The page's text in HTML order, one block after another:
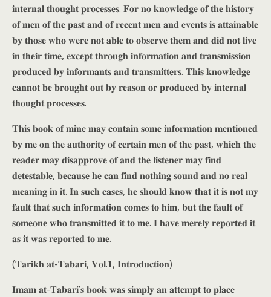
𝐢𝐧𝐭𝐞𝐫𝐧𝐚𝐥 𝐭𝐡𝐨𝐮𝐠𝐡𝐭 𝐩𝐫𝐨𝐜𝐞𝐬𝐬𝐞𝐬. 𝐅𝐨𝐫 𝐧𝐨 𝐤𝐧𝐨𝐰𝐥𝐞𝐝𝐠𝐞 𝐨𝐟 𝐭𝐡𝐞 𝐡𝐢𝐬𝐭𝐨𝐫𝐲
𝐨𝐟 𝐦𝐞𝐧 𝐨𝐟 𝐭𝐡𝐞 𝐩𝐚𝐬𝐭 𝐚𝐧𝐝 𝐨𝐟 𝐫𝐞𝐜𝐞𝐧𝐭 𝐦𝐞𝐧 𝐚𝐧𝐝 𝐞𝐯𝐞𝐧𝐭𝐬 𝐢𝐬 𝐚𝐭𝐭𝐚𝐢𝐧𝐚𝐛𝐥𝐞
𝐛𝐲 𝐭𝐡𝐨𝐬𝐞 𝐰𝐡𝐨 𝐰𝐞𝐫𝐞 𝐧𝐨𝐭 𝐚𝐛𝐥𝐞 𝐭𝐨 𝐨𝐛𝐬𝐞𝐫𝐯𝐞 𝐭𝐡𝐞𝐦 𝐚𝐧𝐝 𝐝𝐢𝐝 𝐧𝐨𝐭 𝐥𝐢𝐯𝐞
𝐢𝐧 𝐭𝐡𝐞𝐢𝐫 𝐭𝐢𝐦𝐞, 𝐞𝐱𝐜𝐞𝐩𝐭 𝐭𝐡𝐫𝐨𝐮𝐠𝐡 𝐢𝐧𝐟𝐨𝐫𝐦𝐚𝐭𝐢𝐨𝐧 𝐚𝐧𝐝 𝐭𝐫𝐚𝐧𝐬𝐦𝐢𝐬𝐬𝐢𝐨𝐧
𝐩𝐫𝐨𝐝𝐮𝐜𝐞𝐝 𝐛𝐲 𝐢𝐧𝐟𝐨𝐫𝐦𝐚𝐧𝐭𝐬 𝐚𝐧𝐝 𝐭𝐫𝐚𝐧𝐬𝐦𝐢𝐭𝐭𝐞𝐫𝐬. 𝐓𝐡𝐢𝐬 𝐤𝐧𝐨𝐰𝐥𝐞𝐝𝐠𝐞
𝐜𝐚𝐧𝐧𝐨𝐭 𝐛𝐞 𝐛𝐫𝐨𝐮𝐠𝐡𝐭 𝐨𝐮𝐭 𝐛𝐲 𝐫𝐞𝐚𝐬𝐨𝐧 𝐨𝐫 𝐩𝐫𝐨𝐝𝐮𝐜𝐞𝐝 𝐛𝐲 𝐢𝐧𝐭𝐞𝐫𝐧𝐚𝐥
𝐭𝐡𝐨𝐮𝐠𝐡𝐭 𝐩𝐫𝐨𝐜𝐞𝐬𝐬𝐞𝐬.
𝐓𝐡𝐢𝐬 𝐛𝐨𝐨𝐤 𝐨𝐟 𝐦𝐢𝐧𝐞 𝐦𝐚𝐲 𝐜𝐨𝐧𝐭𝐚𝐢𝐧 𝐬𝐨𝐦𝐞 𝐢𝐧𝐟𝐨𝐫𝐦𝐚𝐭𝐢𝐨𝐧 𝐦𝐞𝐧𝐭𝐢𝐨𝐧𝐞𝐝
𝐛𝐲 𝐦𝐞 𝐨𝐧 𝐭𝐡𝐞 𝐚𝐮𝐭𝐡𝐨𝐫𝐢𝐭𝐲 𝐨𝐟 𝐜𝐞𝐫𝐭𝐚𝐢𝐧 𝐦𝐞𝐧 𝐨𝐟 𝐭𝐡𝐞 𝐩𝐚𝐬𝐭, 𝐰𝐡𝐢𝐜𝐡 𝐭𝐡𝐞
𝐫𝐞𝐚𝐝𝐞𝐫 𝐦𝐚𝐲 𝐝𝐢𝐬𝐚𝐩𝐩𝐫𝐨𝐯𝐞 𝐨𝐟 𝐚𝐧𝐝 𝐭𝐡𝐞 𝐥𝐢𝐬𝐭𝐞𝐧𝐞𝐫 𝐦𝐚𝐲 𝐟𝐢𝐧𝐝
𝐝𝐞𝐭𝐞𝐬𝐭𝐚𝐛𝐥𝐞, 𝐛𝐞𝐜𝐚𝐮𝐬𝐞 𝐡𝐞 𝐜𝐚𝐧 𝐟𝐢𝐧𝐝 𝐧𝐨𝐭𝐡𝐢𝐧𝐠 𝐬𝐨𝐮𝐧𝐝 𝐚𝐧𝐝 𝐧𝐨 𝐫𝐞𝐚𝐥
𝐦𝐞𝐚𝐧𝐢𝐧𝐠 𝐢𝐧 𝐢𝐭. 𝐈𝐧 𝐬𝐮𝐜𝐡 𝐜𝐚𝐬𝐞𝐬, 𝐡𝐞 𝐬𝐡𝐨𝐮𝐥𝐝 𝐤𝐧𝐨𝐰 𝐭𝐡𝐚𝐭 𝐢𝐭 𝐢𝐬 𝐧𝐨𝐭 𝐦𝐲
𝐟𝐚𝐮𝐥𝐭 𝐭𝐡𝐚𝐭 𝐬𝐮𝐜𝐡 𝐢𝐧𝐟𝐨𝐫𝐦𝐚𝐭𝐢𝐨𝐧 𝐜𝐨𝐦𝐞𝐬 𝐭𝐨 𝐡𝐢𝐦, 𝐛𝐮𝐭 𝐭𝐡𝐞 𝐟𝐚𝐮𝐥𝐭 𝐨𝐟
𝐬𝐨𝐦𝐞𝐨𝐧𝐞 𝐰𝐡𝐨 𝐭𝐫𝐚𝐧𝐬𝐦𝐢𝐭𝐭𝐞𝐝 𝐢𝐭 𝐭𝐨 𝐦𝐞. 𝐈 𝐡𝐚𝐯𝐞 𝐦𝐞𝐫𝐞𝐥𝐲 𝐫𝐞𝐩𝐨𝐫𝐭𝐞𝐝 𝐢𝐭
𝐚𝐬 𝐢𝐭 𝐰𝐚𝐬 𝐫𝐞𝐩𝐨𝐫𝐭𝐞𝐝 𝐭𝐨 𝐦𝐞.
(𝐓𝐚𝐫𝐢𝐤𝐡 𝐚𝐭-𝐓𝐚𝐛𝐚𝐫𝐢, 𝐕𝐨𝐥.𝟏, 𝐈𝐧𝐭𝐫𝐨𝐝𝐮𝐜𝐭𝐢𝐨𝐧)
𝐈𝐦𝐚𝐦 𝐚𝐭-𝐓𝐚𝐛𝐚𝐫𝐢’𝐬 𝐛𝐨𝐨𝐤 𝐰𝐚𝐬 𝐬𝐢𝐦𝐩𝐥𝐲 𝐚𝐧 𝐚𝐭𝐭𝐞𝐦𝐩𝐭 𝐭𝐨 𝐩𝐥𝐚𝐜𝐞